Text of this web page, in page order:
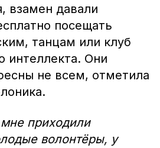
взамен давали
посещать
танцам или клуб
интеллекта. Они
не всем, отметила
приходили
волонтёры, у